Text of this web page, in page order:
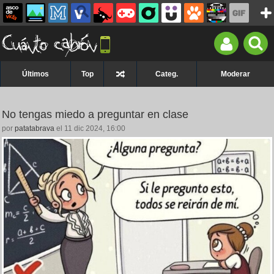
Últimos Top Categ. Moderar
No tengas miedo a preguntar en clase
por patatabrava el 11 dic 2024, 16:00